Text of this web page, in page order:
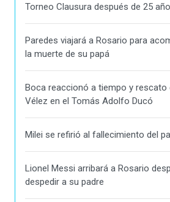
Torneo Clausura después de 25
Paredes viajará a Rosario para
la muerte de su papá
Boca reaccionó a tiempo y rescato
Vélez en el Tomás Adolfo Ducó
Milei se refirió al fallecimiento del
Lionel Messi arribará a Rosario
despedir a su padre